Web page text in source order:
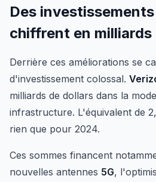
Des
chiffrent en milliards
Derrière ces améliorations se
d'investissement colossal.
milliards de dollars dans la
infrastructure. L'équivalent de
rien que pour 2024.
Ces sommes financent
nouvelles antennes 5G,